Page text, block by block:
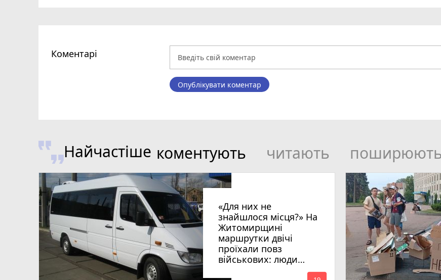
Коментарі
Опублікувати коментар
Найчастіше коментують читають поширюють
«Для них не
знайшлося місця?» На
Житомирщині
маршрутки двічі
проїхали повз
військових: люди
вимагають покарати